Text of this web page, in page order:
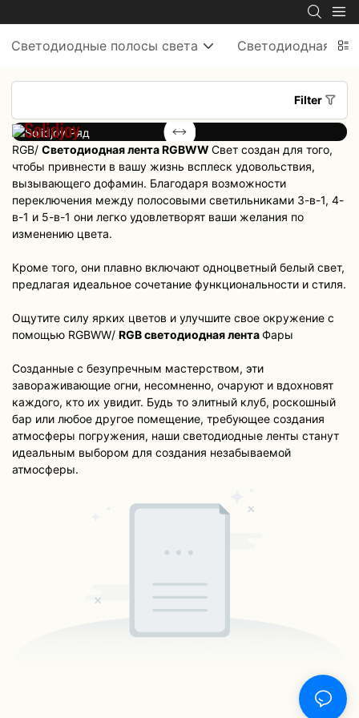
Светодиодные полосы света Светодиодная
Filter
Solidjoy
Ряд
Colorjoy
Ряд
RGB/ Светодиодная лента RGBWW Свет создан для того,
чтобы привнести в вашу жизнь всплеск удовольствия,
вызывающего дофамин. Благодаря возможности
переключения между полосовыми светильниками 3-в-1, 4-
в-1 и 5-в-1 они легко удовлетворят ваши желания по
изменению цвета.
Кроме того, они плавно включают одноцветный белый свет,
предлагая идеальное сочетание функциональности и стиля.
Ощутите силу ярких цветов и улучшите свое окружение с
помощью RGBWW/ RGB светодиодная лентаФары
Созданные с безупречным мастерством, эти
завораживающие огни, несомненно, очаруют и вдохновят
каждого, кто их увидит. Будь то элитный клуб, роскошный
бар или любое другое помещение, требующее создания
атмосферы погружения, наши светодиодные ленты станут
идеальным выбором для создания незабываемой
атмосферы.